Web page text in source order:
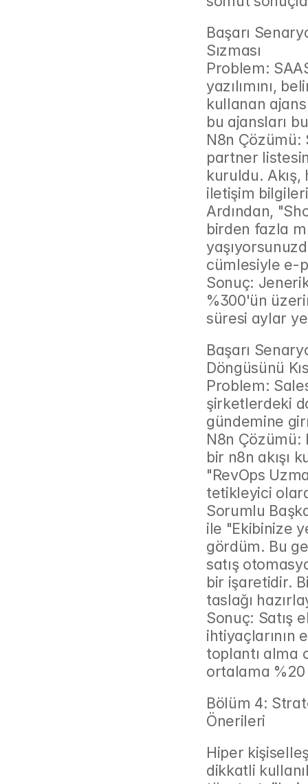
Başarı
Sızması
Problem:
yazılımını,
kullanan
bu ajansları
N8n Çözümü:
partner
kuruldu.
iletişim
Ardından,
birden fazla
cümlesiyle e-
Sonuç:
%300'ün
süresi aylar
Başarı
Döngüsünü
Problem:
şirketlerdeki
gündemine
N8n Çözümü:
bir n8n akışı
"RevOps
tetikleyici
Sorumlu
ile "Ekibinize
gördüm. Bu
satış
bir işaretidir.
taslağı
Sonuç: Satış
ihtiyaçlarının
toplantı alma
ortalama %20
Bölüm 4:
Önerileri
Hiper
dikkatli